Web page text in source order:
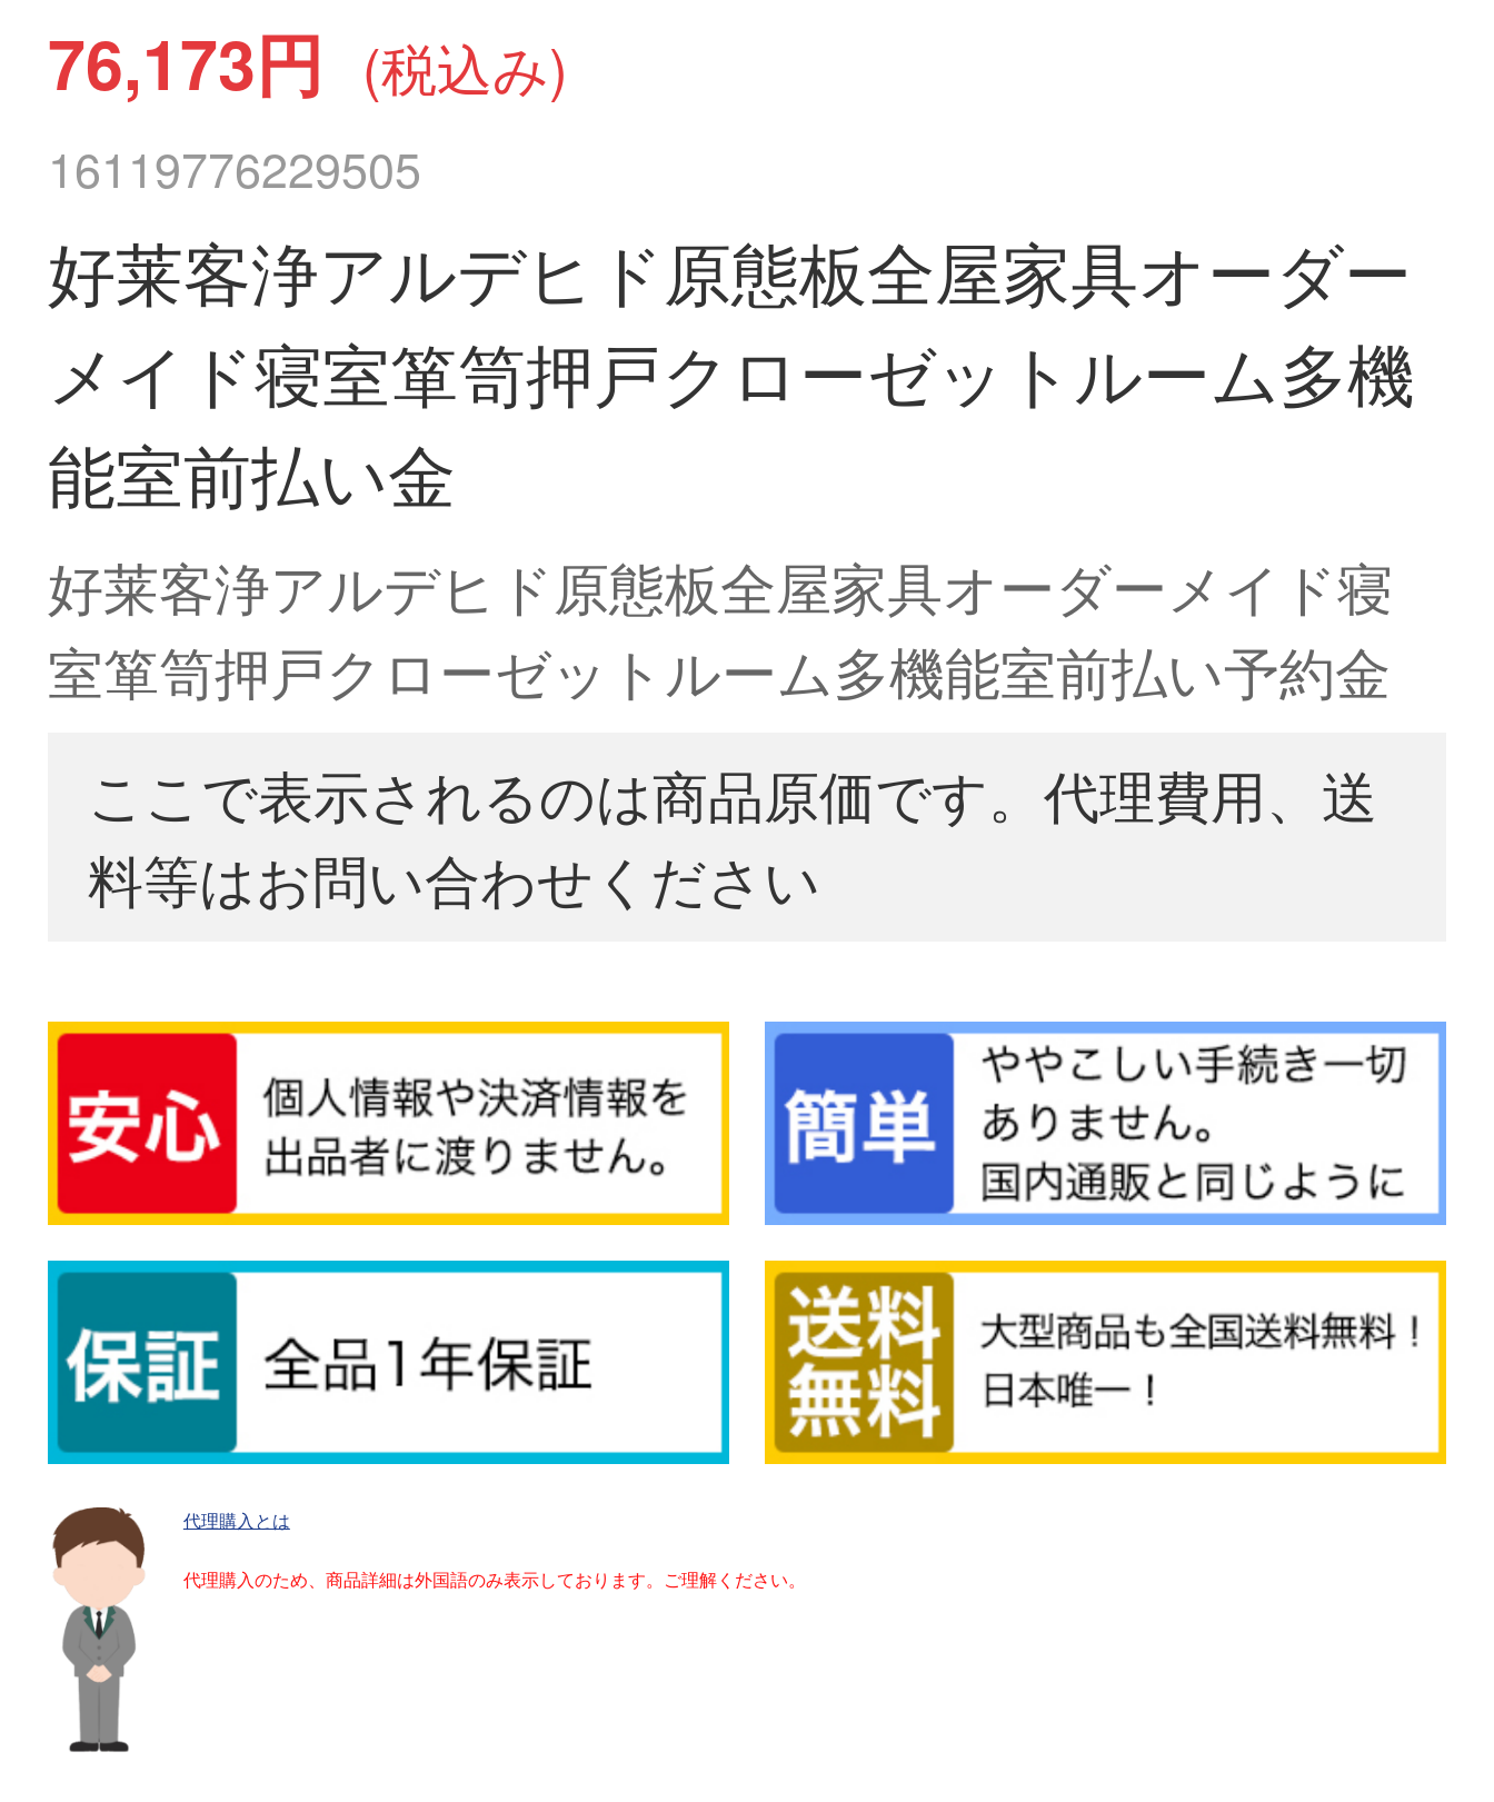
76,173円 (税込み)
16119776229505
好莱客浄アルデヒド原態板全屋家具オーダー
メイド寝室箪笥押戸クローゼットルーム多機
能室前払い金
好莱客浄アルデヒド原態板全屋家具オーダーメイド寝
室箪笥押戸クローゼットルーム多機能室前払い予約金
ここで表示されるのは商品原価です。代理費用、送
料等はお問い合わせください
代理購入とは
代理購入のため、商品詳細は外国語のみ表示しております。ご理解ください。